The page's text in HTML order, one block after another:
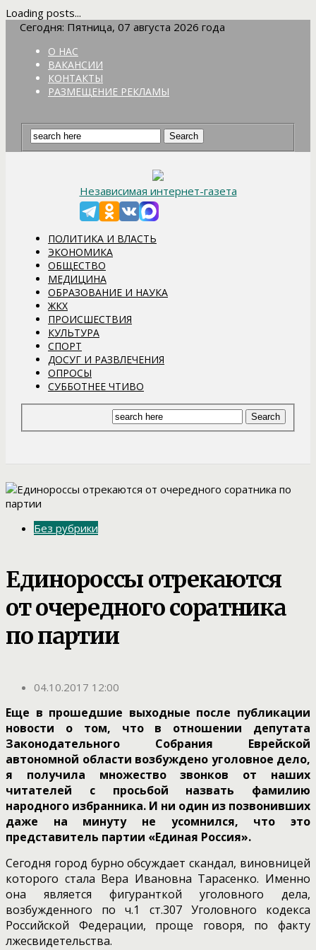
Loading posts...
Сегодня: Пятница, 07 августа 2026 года
О НАС
ВАКАНСИИ
КОНТАКТЫ
РАЗМЕЩЕНИЕ РЕКЛАМЫ
Независимая интернет-газета
ПОЛИТИКА И ВЛАСТЬ
ЭКОНОМИКА
ОБЩЕСТВО
МЕДИЦИНА
ОБРАЗОВАНИЕ И НАУКА
ЖКХ
ПРОИСШЕСТВИЯ
КУЛЬТУРА
СПОРТ
ДОСУГ И РАЗВЛЕЧЕНИЯ
ОПРОСЫ
СУББОТНЕЕ ЧТИВО
Без рубрики
Единороссы отрекаются
от очередного соратника
по партии
04.10.2017 12:00
Еще в прошедшие выходные после публикации
новости о том, что в отношении депутата
Законодательного Собрания Еврейской
автономной области возбуждено уголовное дело,
я получила множество звонков от наших
читателей с просьбой назвать фамилию
народного избранника. И ни один из позвонивших
даже на минуту не усомнился, что это
представитель партии «Единая Россия».
Сегодня город бурно обсуждает скандал, виновницей
которого стала Вера Ивановна Тарасенко. Именно
она является фигуранткой уголовного дела,
возбужденного по ч.1 ст.307 Уголовного кодекса
Российской Федерации, проще говоря, по факту
лжесвидетельства.